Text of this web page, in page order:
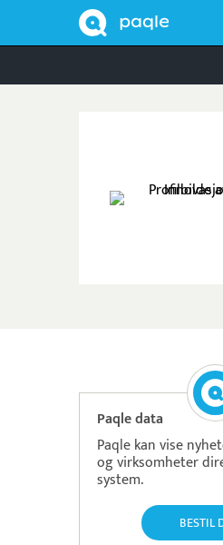
Paqle data
Paqle kan vise
og virksomheter
system.
BESTIL